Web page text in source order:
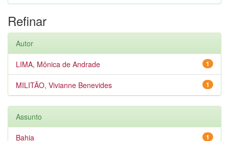
Refinar
Autor
1
LIMA, Mônica de Andrade
1
MILITÃO, Vivianne Benevides
Assunto
1
Bahia